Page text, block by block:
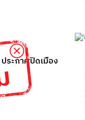
ระกาศปิดเมือง